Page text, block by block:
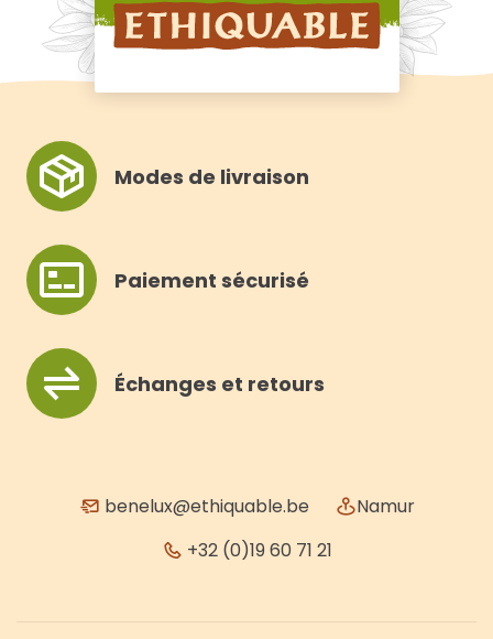
Modes de livraison
Paiement sécurisé
Échanges et retours
benelux@ethiquable.be
Namur
+32 (0)19 60 71 21